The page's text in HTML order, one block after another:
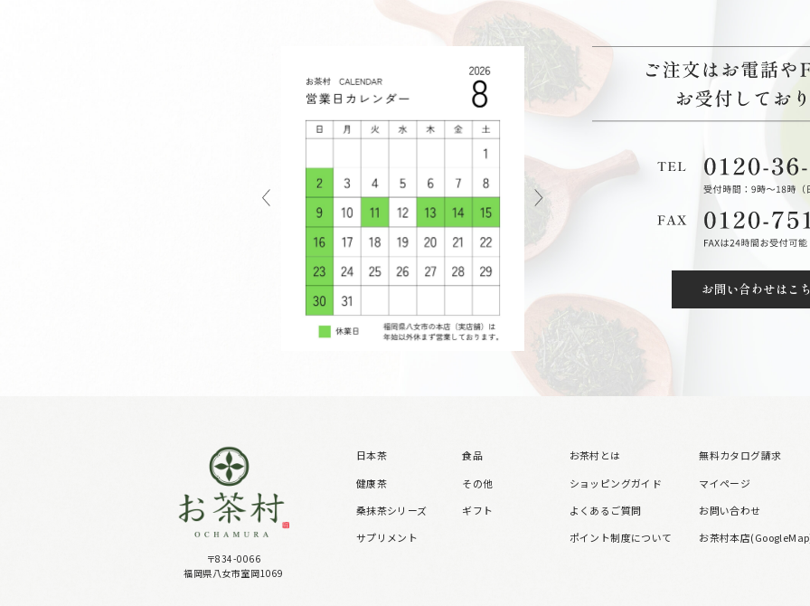
お問い合わせはこ
〒834-0066
福岡県八女市室岡1069
日本茶
健康茶
桑抹茶シリーズ
サプリメント
食品
その他
ギフト
お茶村とは
ショッピングガイド
よくあるご質問
ポイント制度について
無料カタログ請求
マイページ
お問い合わせ
お茶村本店